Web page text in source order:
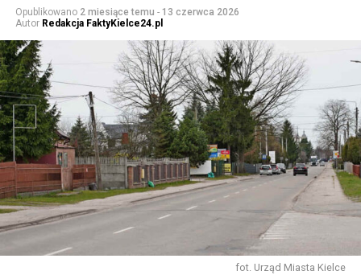
Opublikowano 2 miesiące temu - 13 czerwca 2026
Autor Redakcja FaktyKielce24.pl
fot. Urząd Miasta Kielce